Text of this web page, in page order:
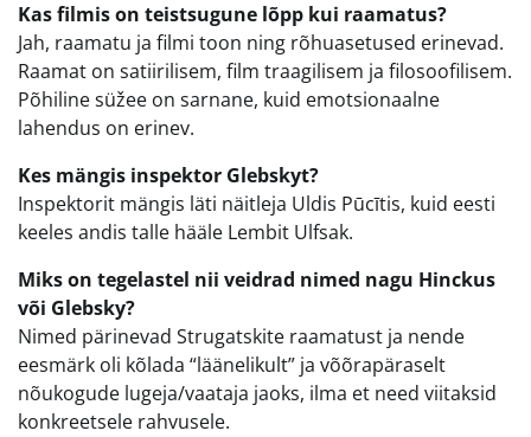
Kas filmis on teistsugune lõpp kui raamatus?
Jah, raamatu ja filmi toon ning rõhuasetused erinevad.
Raamat on satiirilisem, film traagilisem ja filosoofilisem.
Põhiline süžee on sarnane, kuid emotsionaalne
lahendus on erinev.
Kes mängis inspektor Glebskyt?
Inspektorit mängis läti näitleja Uldis Pūcītis, kuid eesti
keeles andis talle hääle Lembit Ulfsak.
Miks on tegelastel nii veidrad nimed nagu Hinckus
või Glebsky?
Nimed pärinevad Strugatskite raamatust ja nende
eesmärk oli kõlada “läänelikult” ja võõrapäraselt
nõukogude lugeja/vaataja jaoks, ilma et need viitaksid
konkreetsele rahvusele.